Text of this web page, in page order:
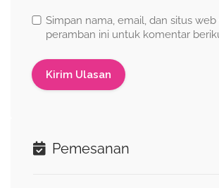
Simpan nama, email, dan situs web
peramban ini untuk komentar
Pemesanan